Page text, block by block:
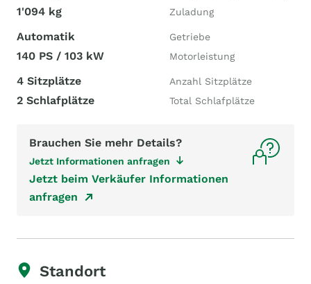
1'094 kg Zuladung
Automatik Getriebe
140 PS / 103 kW Motorleistung
4 Sitzplätze Anzahl Sitzplätze
2 Schlafplätze Total Schlafplätze
Brauchen Sie mehr Details?
Jetzt Informationen anfragen
Jetzt beim Verkäufer Informationen
anfragen
Standort